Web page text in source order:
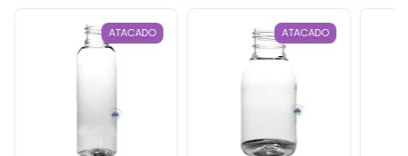
ATACADO ATACADO